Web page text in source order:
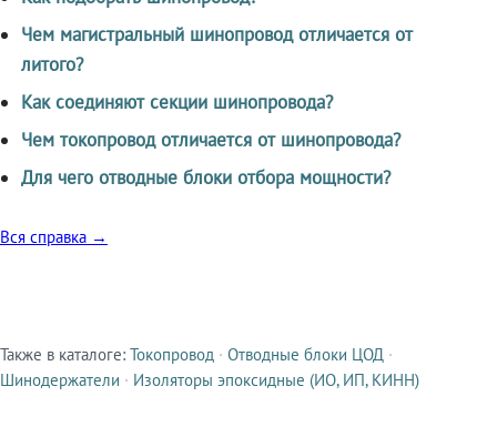
Чем магистральный шинопровод отличается от
литого?
Как соединяют секции шинопровода?
Чем токопровод отличается от шинопровода?
Для чего отводные блоки отбора мощности?
Вся справка →
Смежные продукты
Также в каталоге: Токопровод · Отводные блоки ЦОД ·
Шинодержатели · Изоляторы эпоксидные (ИО, ИП, КИНН)